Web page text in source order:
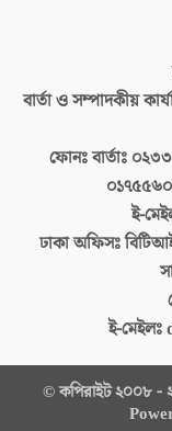
বার্তা ও সম্পাদকীয়
ফোনঃ বার্তাঃ
ই-
ঢাকা অফিসঃ
ই-মেইলঃ
© কপিরাইট ২০০৮ -